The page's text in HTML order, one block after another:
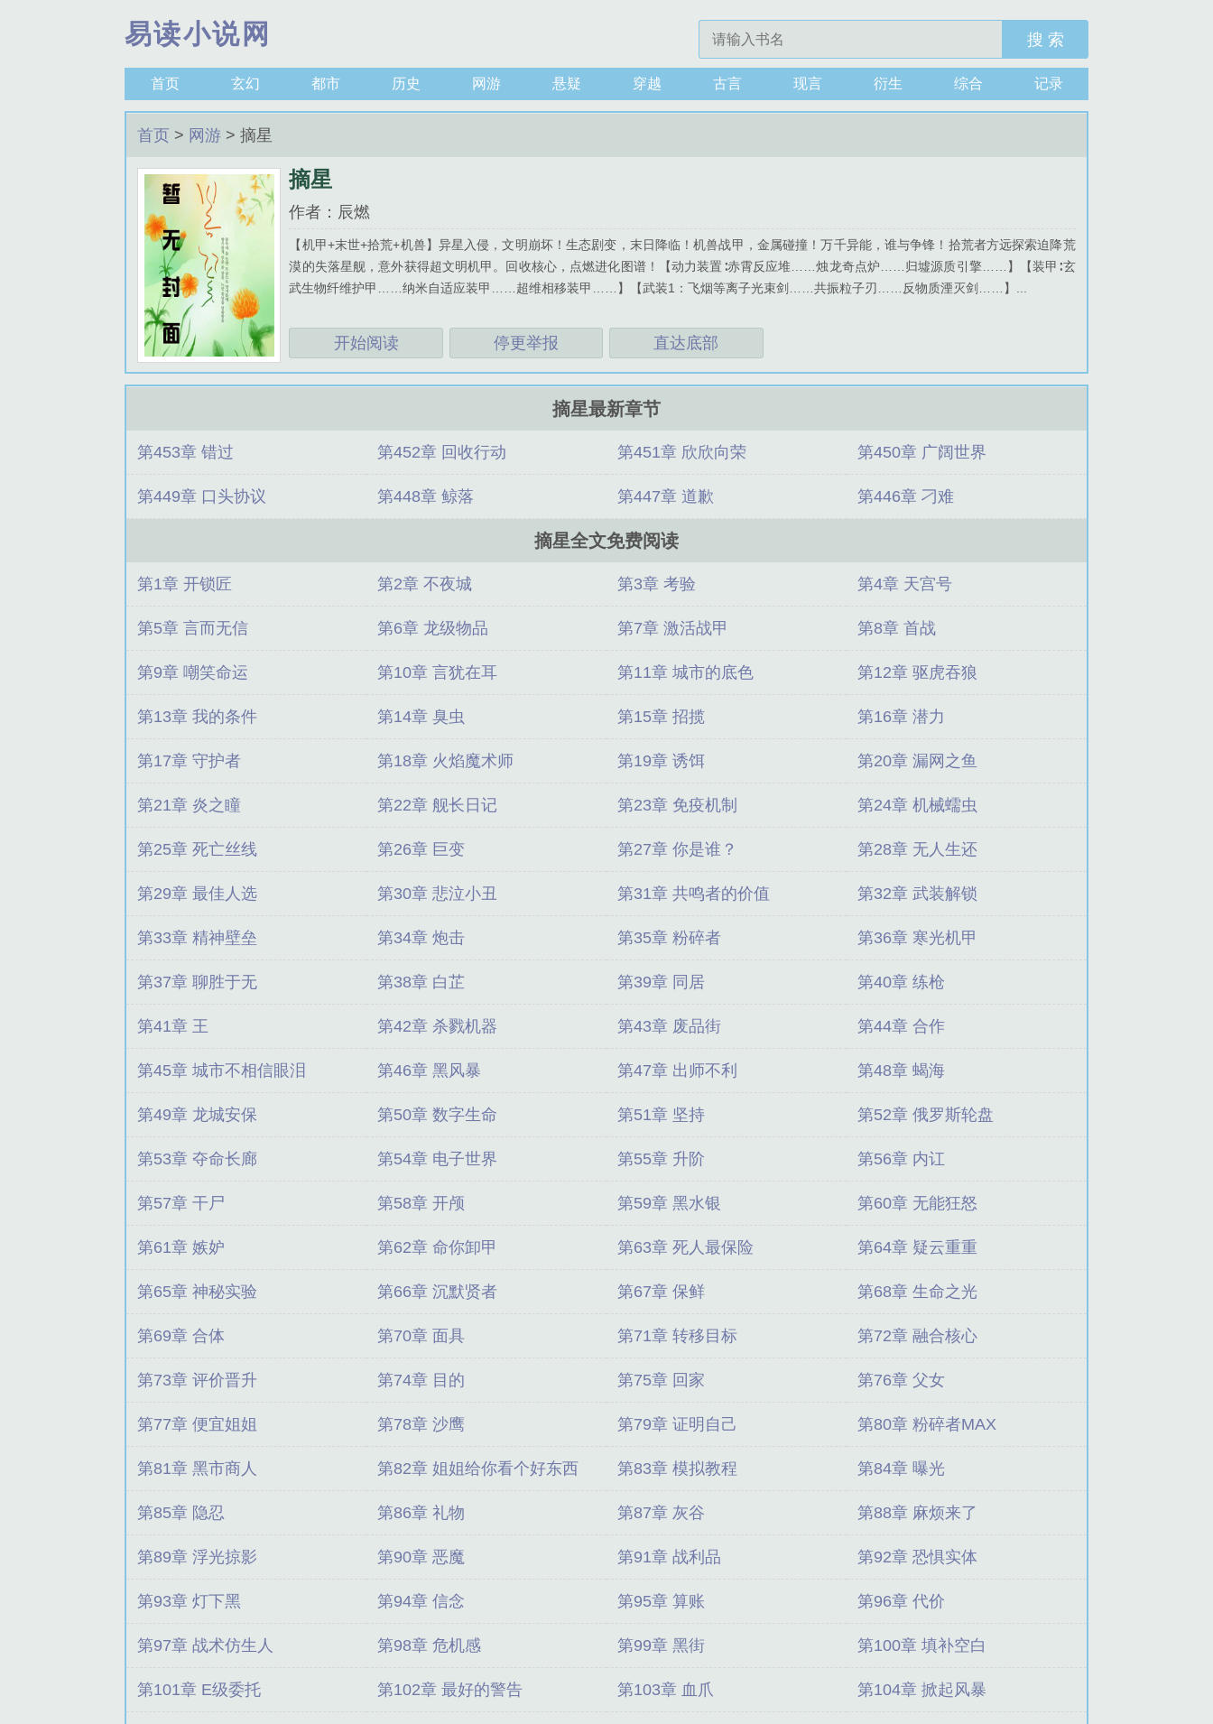
易读小说网 搜 索
首页 玄幻 都市 历史 网游 悬疑 穿越 古言 现言 衍生 综合 记录
首页 > 网游 > 摘星
摘星
作者：辰燃
【机甲+末世+拾荒+机兽】异星入侵，文明崩坏！生态剧变，末日降临！机兽战甲，金属碰撞！万千异能，谁与争锋！拾荒者方远探索迫降荒
漠的失落星舰，意外获得超文明机甲。回收核心，点燃进化图谱！【动力装置∶赤霄反应堆……烛龙奇点炉……归墟源质引擎……】【装甲∶玄
武生物纤维护甲……纳米自适应装甲……超维相移装甲……】【武装1：飞烟等离子光束剑……共振粒子刃……反物质湮灭剑……】...
开始阅读 停更举报 直达底部
摘星最新章节
第453章 错过 第452章 回收行动 第451章 欣欣向荣 第450章 广阔世界
第449章 口头协议 第448章 鲸落 第447章 道歉 第446章 刁难
摘星全文免费阅读
第1章 开锁匠 第2章 不夜城 第3章 考验 第4章 天宫号
第5章 言而无信 第6章 龙级物品 第7章 激活战甲 第8章 首战
第9章 嘲笑命运 第10章 言犹在耳 第11章 城市的底色 第12章 驱虎吞狼
第13章 我的条件 第14章 臭虫 第15章 招揽 第16章 潜力
第17章 守护者 第18章 火焰魔术师 第19章 诱饵 第20章 漏网之鱼
第21章 炎之瞳 第22章 舰长日记 第23章 免疫机制 第24章 机械蠕虫
第25章 死亡丝线 第26章 巨变 第27章 你是谁？ 第28章 无人生还
第29章 最佳人选 第30章 悲泣小丑 第31章 共鸣者的价值 第32章 武装解锁
第33章 精神壁垒 第34章 炮击 第35章 粉碎者 第36章 寒光机甲
第37章 聊胜于无 第38章 白芷 第39章 同居 第40章 练枪
第41章 王 第42章 杀戮机器 第43章 废品街 第44章 合作
第45章 城市不相信眼泪 第46章 黑风暴 第47章 出师不利 第48章 蝎海
第49章 龙城安保 第50章 数字生命 第51章 坚持 第52章 俄罗斯轮盘
第53章 夺命长廊 第54章 电子世界 第55章 升阶 第56章 内讧
第57章 干尸 第58章 开颅 第59章 黑水银 第60章 无能狂怒
第61章 嫉妒 第62章 命你卸甲 第63章 死人最保险 第64章 疑云重重
第65章 神秘实验 第66章 沉默贤者 第67章 保鲜 第68章 生命之光
第69章 合体 第70章 面具 第71章 转移目标 第72章 融合核心
第73章 评价晋升 第74章 目的 第75章 回家 第76章 父女
第77章 便宜姐姐 第78章 沙鹰 第79章 证明自己 第80章 粉碎者MAX
第81章 黑市商人 第82章 姐姐给你看个好东西 第83章 模拟教程 第84章 曝光
第85章 隐忍 第86章 礼物 第87章 灰谷 第88章 麻烦来了
第89章 浮光掠影 第90章 恶魔 第91章 战利品 第92章 恐惧实体
第93章 灯下黑 第94章 信念 第95章 算账 第96章 代价
第97章 战术仿生人 第98章 危机感 第99章 黑街 第100章 填补空白
第101章 E级委托 第102章 最好的警告 第103章 血爪 第104章 掀起风暴